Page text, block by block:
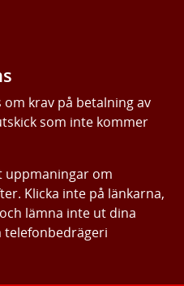
om krav på betalning av
som inte kommer
uppmaningar om
Klicka inte på länkarna,
lämna inte ut dina
telefonbedrägeri